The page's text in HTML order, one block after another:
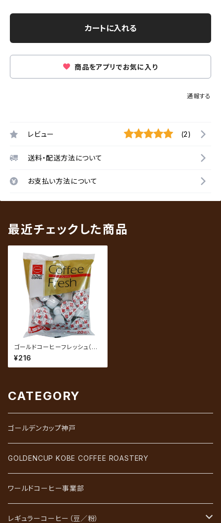
カートに入れる
商品をアプリでお気に入り
通報する
レビュー (2)
送料・配送方法について
お支払い方法について
最近チェックした商品
ゴールドコーヒーフレッシュ（乳
脂肪入）5ml×20個入
¥216
CATEGORY
ゴールデンカップ神戸
GOLDENCUP KOBE COFFEE ROASTERY
ワールドコーヒー事業部
レギュラーコーヒー（豆／粉）